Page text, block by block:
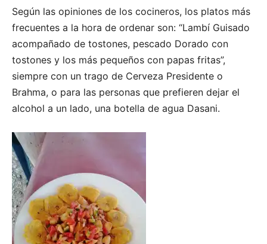
Según las opiniones de los cocineros, los platos más
frecuentes a la hora de ordenar son: “Lambí Guisado
acompañado de tostones, pescado Dorado con
tostones y los más pequeños con papas fritas”,
siempre con un trago de Cerveza Presidente o
Brahma, o para las personas que prefieren dejar el
alcohol a un lado, una botella de agua Dasani.